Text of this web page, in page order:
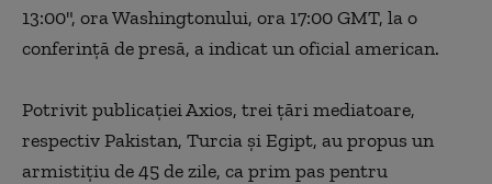
13:00", ora Washingtonului, ora 17:00 GMT, la o
conferinţă de presă, a indicat un oficial american.
Potrivit publicaţiei Axios, trei ţări mediatoare,
respectiv Pakistan, Turcia şi Egipt, au propus un
armistiţiu de 45 de zile, ca prim pas pentru